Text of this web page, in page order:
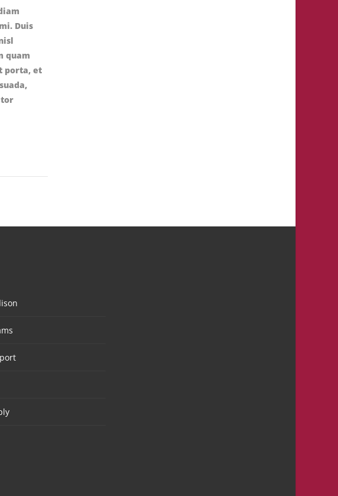
Duis
quam
porta, et